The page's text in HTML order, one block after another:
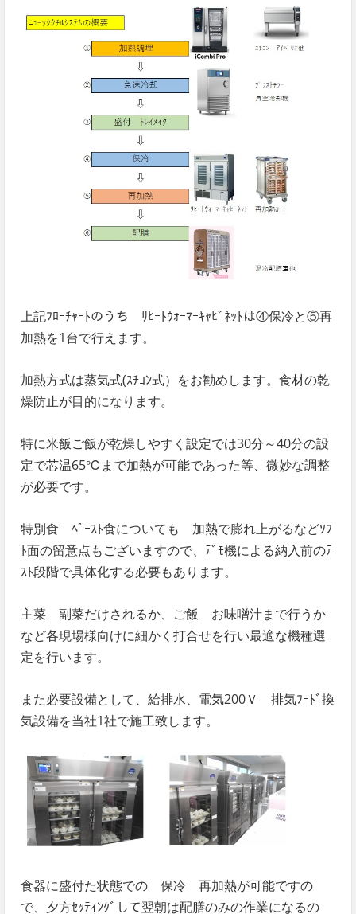
上記ﾌﾛｰﾁｬｰﾄのうち ﾘﾋｰﾄｳｫｰﾏｰｷｬﾋﾞﾈｯﾄは④保冷と⑤再
加熱を1台で行えます。
加熱方式は蒸気式(ｽﾁｺﾝ式）をお勧めします。食材の乾
燥防止が目的になります。
特に米飯ご飯が乾燥しやすく設定では30分～40分の設
定で芯温65℃まで加熱が可能であった等、微妙な調整
が必要です。
特別食 ﾍﾟｰｽﾄ食についても 加熱で膨れ上がるなどｿﾌ
ﾄ面の留意点もございますので、ﾃﾞﾓ機による納入前のﾃ
ｽﾄ段階で具体化する必要もあります。
主菜 副菜だけされるか、ご飯 お味噌汁まで行うか
など各現場様向けに細かく打合せを行い最適な機種選
定を行います。
また必要設備として、給排水、電気200Ｖ 排気ﾌｰﾄﾞ換
気設備を当社1社で施工致します。
食器に盛付た状態での 保冷 再加熱が可能ですの
で、夕方ｾｯﾃｨﾝｸﾞして翌朝は配膳のみの作業になるの